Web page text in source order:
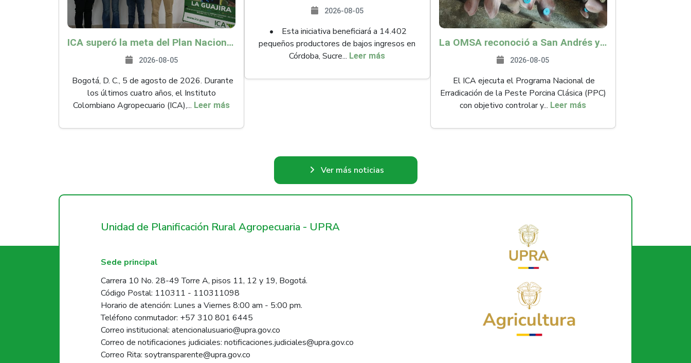
ICA superó la meta del Plan Nacional de Desarrollo y abrió 61 mercados internacionales
2026-08-05
Bogotá, D. C., 5 de agosto de 2026. Durante
los últimos cuatro años, el Instituto
Colombiano Agropecuario (ICA),... Leer más
2026-08-05
• Esta iniciativa beneficiará a 14.402
pequeños productores de bajos ingresos en
Córdoba, Sucre... Leer más
La OMSA reconoció a San Andrés y Providencia como zona libre de Peste Porcina Clásica (PPC)
2026-08-05
El ICA ejecuta el Programa Nacional de
Erradicación de la Peste Porcina Clásica (PPC)
con objetivo controlar y... Leer más
Ver más noticias
Unidad de Planificación Rural Agropecuaria - UPRA
Sede principal
Carrera 10 No. 28-49 Torre A, pisos 11, 12 y 19, Bogotá.
Código Postal: 110311 - 110311098
Horario de atención: Lunes a Viernes 8:00 am - 5:00 pm.
Teléfono conmutador: +57 310 801 6445
Correo institucional: atencionalusuario@upra.gov.co
Correo de notificaciones judiciales: notificaciones.judiciales@upra.gov.co
Correo Rita: soytransparente@upra.gov.co